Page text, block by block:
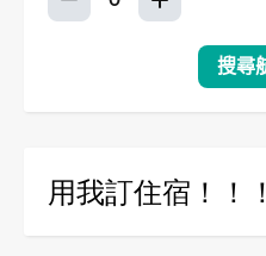
用我訂住宿！！！